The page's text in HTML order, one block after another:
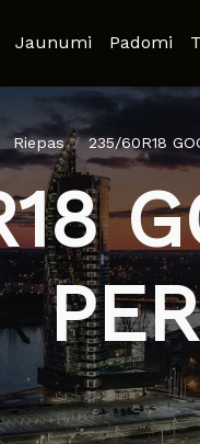
Jaunumi Padomi
Riepas 235/60R18